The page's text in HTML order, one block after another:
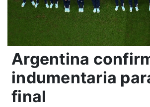
Argentina
indumentaria
final